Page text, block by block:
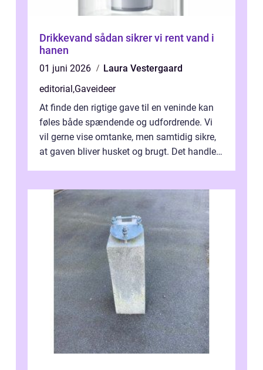
Drikkevand sådan sikrer vi rent vand i
hanen
01 juni 2026
Laura Vestergaard
editorial,Gaveideer
At finde den rigtige gave til en veninde kan
føles både spændende og udfordrende. Vi
vil gerne vise omtanke, men samtidig sikre,
at gaven bliver husket og brugt. Det handler